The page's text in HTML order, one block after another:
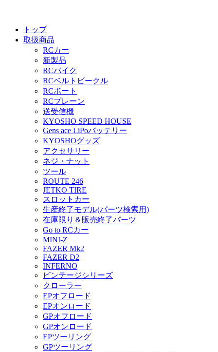
トップ
取扱商品
RCカー
新製品
RCバイク
RCベルトビークル
RCボート
RCプレーン
送受信機
KYOSHO SPEED HOUSE
Gens ace LiPoバッテリー
KYOSHOグッズ
アクセサリー
ネジ・ナット
ツール
ROUTE 246
JETKO TIRE
スロットカー
生産終了モデル(パーツ検索用)
在庫限り＆販売終了パーツ
Go to RCカー
MINI-Z
FAZER Mk2
FAZER D2
INFERNO
ビンテージシリーズ
クローラー
EPオフロード
EPオンロード
GPオフロード
GPオンロード
EPツーリング
GPツーリング